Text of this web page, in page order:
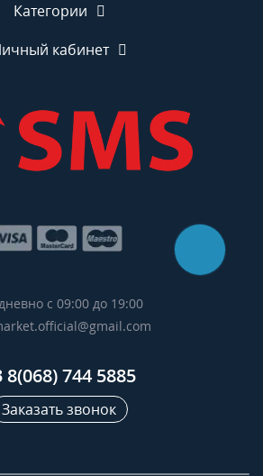
Категории
кабинет
с 09:00 до 19:00
8(068) 744 5885
Заказать звонок